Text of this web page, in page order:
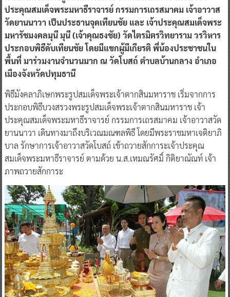
ประคุณสมเด็จพระมหาธีราจารย์ กรรมการเถรสมาคม เจ้าอาวาส
วัดยานนาวา เป็นประธานจุดเทียนชัย และ เจ้าประคุณสมเด็จพระ
มหารัชมงคลมุนี มุนี (เจ้าคุณธงชัย) วัดไตรมิตรวิทยาราม วรวิหาร
ประกอบพิธีดับเทียนชัย โดยมีแขกผู้มีเกียรติ พี่น้องประชาชนใน
พื้นที่ มาร่วมงานจำนวนมาก ณ วัดโบสถ์ ตำบลบ้านกลาง อำเภอ
เมืองจังหวัดปทุมธานี
พิธีมังคลาภิเษกพระรูปสมเด็จพระเจ้าตากสินมหาราช เริ่มจากการ
ประกอบพิธีบวงสรวงพระรูปสมเด็จพระเจ้าตากสินมหาราช เจ้า
ประคุณสมเด็จพระมหาธีราจารย์ กรรมการเถรสมาคม เจ้าอาวาสวัด
ยานนาวา เดินทางมาถึงบริเวณมณฑลพิธี โดยมีพระราชมหาเจติยาภิ
บาล รักษาการเจ้าอาวาสวัดโบสถ์ เข้าถวายสักการะเจ้าประคุณ
สมเด็จพระมหาธีราจารย์ ตามด้วย น.ส.เหมณรัศมิ์ กิติยาณัณท์ เจ้า
ภาพถวายสักการะ